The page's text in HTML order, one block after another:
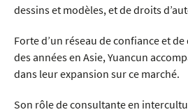
dessins et modèles, et de droits
Forte d’un réseau de confiance et
des années en Asie, Yuancun
dans leur expansion sur ce marché.
Son rôle de consultante en